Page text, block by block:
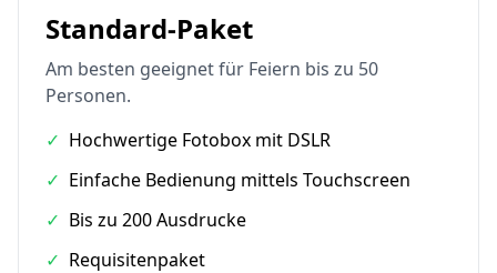
Standard-Paket
Am besten geeignet für Feiern bis zu 50
Personen.
✓ Hochwertige Fotobox mit DSLR
✓ Einfache Bedienung mittels Touchscreen
✓ Bis zu 200 Ausdrucke
✓ Requisitenpaket